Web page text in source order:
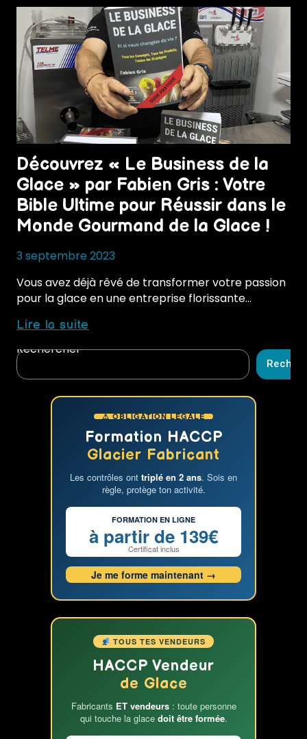
Découvrez « Le Business de la
Glace » par Fabien Gris : Votre
Bible Ultime pour Réussir dans le
Monde Gourmand de la Glace !
3 septembre 2023
Vous avez déjà rêvé de transformer votre passion
pour la glace en une entreprise florissante…
Lire la suite
par
Fabien
Gris
Votre
Bible
pour
Réussir
dans
le
de
la
Rechercher
⚠ OBLIGATION LÉGALE
Formation HACCP
Glacier Fabricant
Les contrôles ont triplé en 2 ans. Sois en
règle, protège ton activité.
FORMATION EN LIGNE
à partir de 139€
Certificat inclus
Je me forme maintenant →
TOUS TES VENDEURS
HACCP Vendeur
de Glace
Fabricants ET vendeurs: toute personne
qui touche la glace doit être formée.